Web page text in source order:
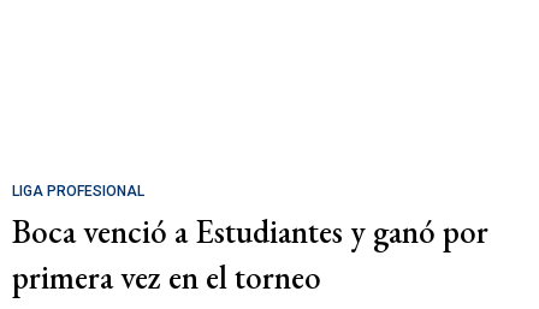
LIGA PROFESIONAL
Boca venció a Estudiantes y ganó por
primera vez en el torneo